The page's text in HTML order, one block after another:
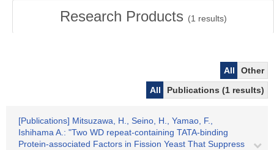
Research Products (1 results)
All
Other
All
Publications (1 results)
[Publications] Mitsuzawa, H., Seino, H., Yamao, F.,
Ishihama A.: "Two WD repeat-containing TATA-binding
Protein-associated Factors in Fission Yeast That Suppress